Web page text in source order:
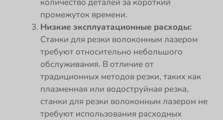
промежуток времени.
Низкие эксплуатационные расходы:
Станки для резки волоконным лазером
требуют относительно небольшого
обслуживания. В отличие от
традиционных методов резки, таких как
плазменная или водоструйная резка,
станки для резки волоконным лазером не
требуют использования расходных